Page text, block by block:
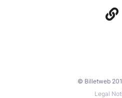
© Billetweb
Legal